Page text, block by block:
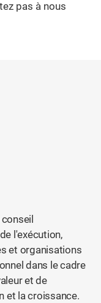
pas à nous
l'exécution,
et organisations
dans le cadre
et de
et la croissance.